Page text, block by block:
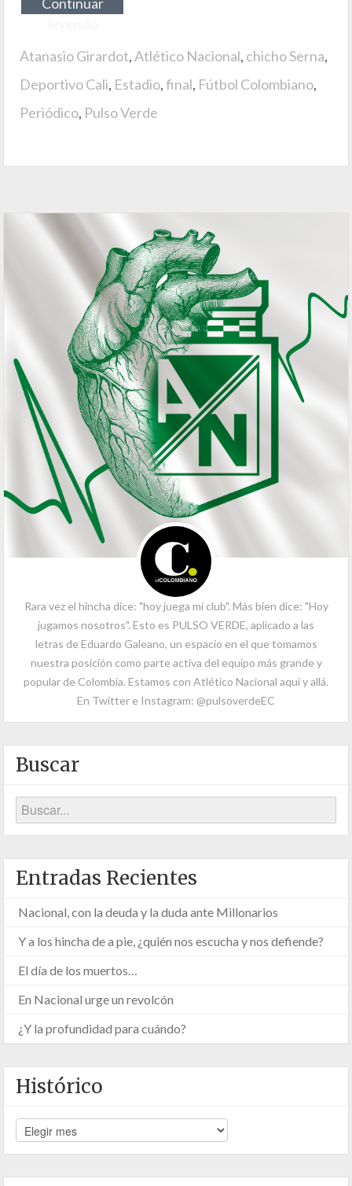
Atanasio Girardot,Atlético Nacional, chicho Serna,
Deportivo Cali, Estadio,final, Fútbol Colombiano,
Periódico, Pulso Verde
Rara vez el hincha dice: "hoy juega mi club". Más bien dice: "Hoy
jugamos nosotros". Esto es PULSO VERDE, aplicado a las
letras de Eduardo Galeano, un espacio en el que tomamos
nuestra posición como parte activa del equipo más grande y
popular de Colombia. Estamos con Atlético Nacional aquí y allá.
En Twitter e Instagram: @pulsoverdeEC
Buscar
Entradas Recientes
Nacional, con la deuda y la duda ante Millonarios
Y a los hincha de a pie, ¿quién nos escucha y nos defiende?
El día de los muertos…
En Nacional urge un revolcón
¿Y la profundidad para cuándo?
Histórico